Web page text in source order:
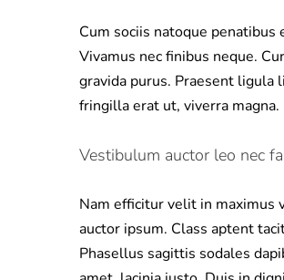
Cum sociis natoque
Vivamus nec finibus neque.
gravida purus. Praesent ligula
fringilla erat ut, viverra magna.
Vestibulum auctor leo nec
Nam efficitur velit in maximus
auctor ipsum. Class aptent
Phasellus sagittis sodales